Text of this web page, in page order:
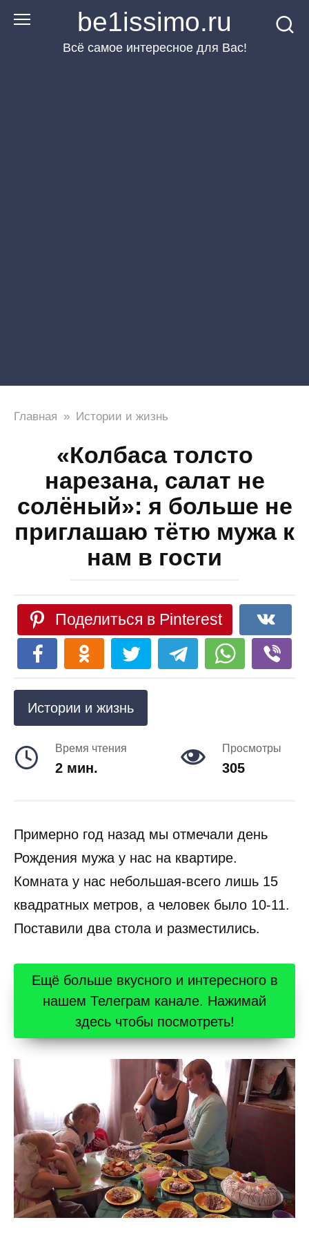
Перейти
be1issimo.ru
Всё самое интересное для Вас!
Главная » Истории и жизнь
«Колбаса толсто
нарезана, салат не
солёный»: я больше не
приглашаю тётю мужа к
нам в гости
Поделиться в Pinterest
Истории и жизнь
Время чтения
2 мин.
Просмотры
305
Примерно год назад мы отмечали день
Рождения мужа у нас на квартире.
Комната у нас небольшая-всего лишь 15
квадратных метров, а человек было 10-11.
Поставили два стола и разместились.
Ещё больше вкусного и интересного в
нашем Телеграм канале. Нажимай
здесь чтобы посмотреть!